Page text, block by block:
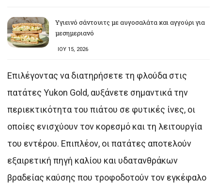
Υγιεινό σάντουιτς με αυγοσαλάτα και αγγούρι για
μεσημεριανό
ΙΟΥ 15, 2026
Επιλέγοντας να διατηρήσετε τη φλούδα στις
πατάτες Yukon Gold, αυξάνετε σημαντικά την
περιεκτικότητα του πιάτου σε φυτικές ίνες, οι
οποίες ενισχύουν τον κορεσμό και τη λειτουργία
του εντέρου. Επιπλέον, οι πατάτες αποτελούν
εξαιρετική πηγή καλίου και υδατανθράκων
βραδείας καύσης που τροφοδοτούν τον εγκέφαλο